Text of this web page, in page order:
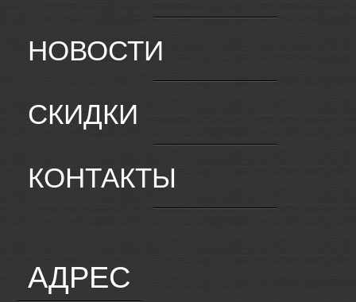
НОВОСТИ
СКИДКИ
КОНТАКТЫ
АДРЕС